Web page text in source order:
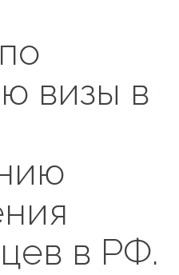
визы в
в РФ.